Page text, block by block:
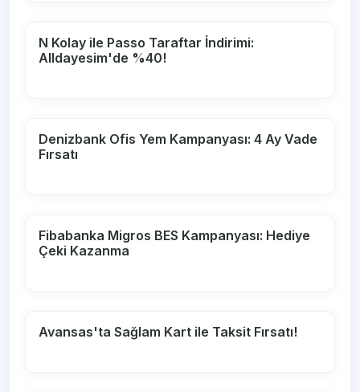
N Kolay ile Passo Taraftar İndirimi:
Alldayesim'de %40!
Denizbank Ofis Yem Kampanyası: 4 Ay Vade
Fırsatı
Fibabanka Migros BES Kampanyası: Hediye
Çeki Kazanma
Avansas'ta Sağlam Kart ile Taksit Fırsatı!